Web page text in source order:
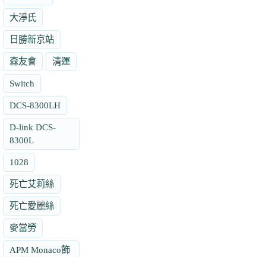
大淨氏
日勝新京站
森友會 清運
Switch
DCS-8300LH
D-link DCS-
8300L
1028
死亡艾莉絲
死亡愛麗絲
麥當勞
APM Monaco飾